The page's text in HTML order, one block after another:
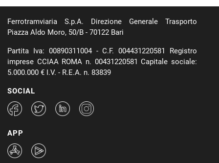
Ferrotramviaria S.p.A. Direzione Generale Trasporto
Piazza Aldo Moro, 50/B - 70122 Bari
Partita Iva: 00890311004 - C.F. 004431220581 Registro
imprese CCIAA ROMA n. 00431220581 Capitale sociale:
5.000.000 € I.V. - R.E.A. n. 83839
SOCIAL
APP